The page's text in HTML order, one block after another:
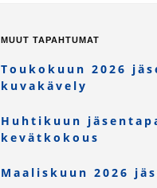
MUUT TAPAHTUMAT
Toukokuun 2026
kuvakävely
Huhtikuun
kevätkokous
Maaliskuun 2026